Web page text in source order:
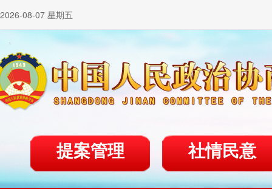
2026-08-07 星期五
提案管理 社情民意